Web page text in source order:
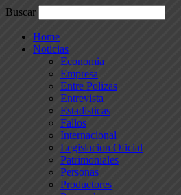
Buscar
Home
Noticias
Economia
Empresa
Entre Polizas
Entrevista
Estadisticas
Fallos
Internacional
Legislacion Oficial
Patrimoniales
Personas
Productores